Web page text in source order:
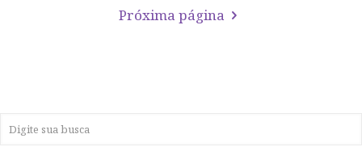
Próxima página